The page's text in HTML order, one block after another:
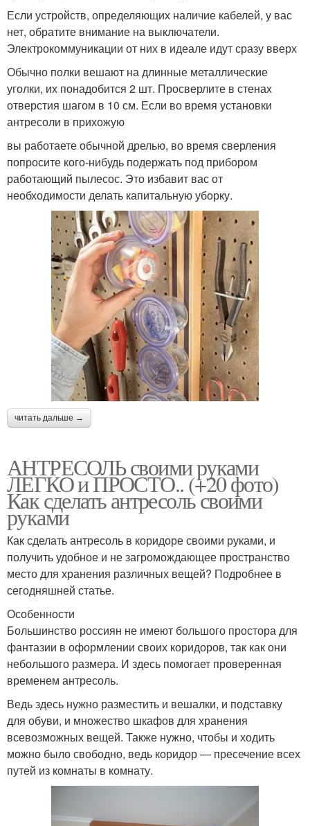
Если устройств, определяющих наличие кабелей, у вас
нет, обратите внимание на выключатели.
Электрокоммуникации от них в идеале идут сразу вверх
Обычно полки вешают на длинные металлические
уголки, их понадобится 2 шт. Просверлите в стенах
отверстия шагом в 10 см. Если во время установки
антресоли в прихожую
вы работаете обычной дрелью, во время сверления
попросите кого-нибудь подержать под прибором
работающий пылесос. Это избавит вас от
необходимости делать капитальную уборку.
читать дальше →
АНТРЕСОЛЬ своими руками
ЛЕГКО и ПРОСТО.. (+20 фото)
Как сделать антресоль своими
руками
Как сделать антресоль в коридоре своими руками, и
получить удобное и не загромождающее пространство
место для хранения различных вещей? Подробнее в
сегодняшней статье.
Особенности
Большинство россиян не имеют большого простора для
фантазии в оформлении своих коридоров, так как они
небольшого размера. И здесь помогает проверенная
временем антресоль.
Ведь здесь нужно разместить и вешалки, и подставку
для обуви, и множество шкафов для хранения
всевозможных вещей. Также нужно, чтобы и ходить
можно было свободно, ведь коридор — пресечение всех
путей из комнаты в комнату.